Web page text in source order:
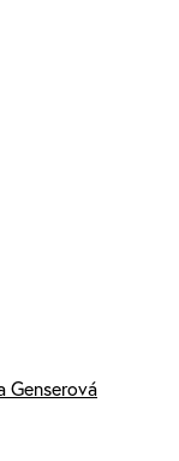
Genserová